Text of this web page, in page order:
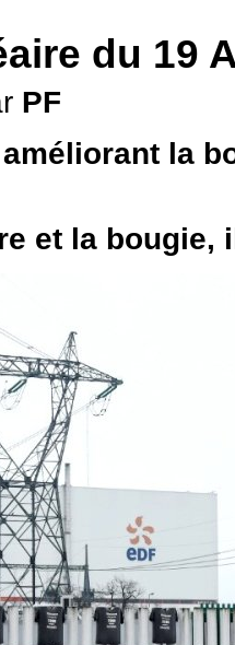
du 19
PF
la
et la bougie,